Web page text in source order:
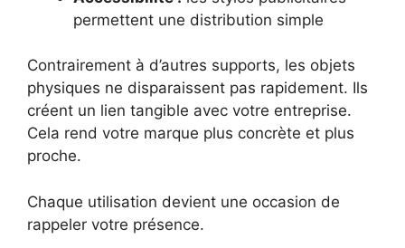
permettent une distribution simple
Contrairement à d’autres supports, les objets
physiques ne disparaissent pas rapidement. Ils
créent un lien tangible avec votre entreprise.
Cela rend votre marque plus concrète et plus
proche.
Chaque utilisation devient une occasion de
rappeler votre présence.